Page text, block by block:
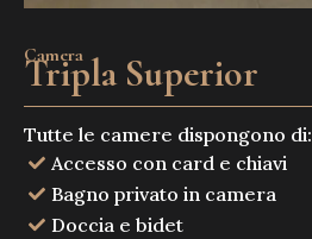
Camera
Tripla Superior
Tutte le camere dispongono di:
Accesso con card e chiavi
Bagno privato in camera
Doccia e bidet